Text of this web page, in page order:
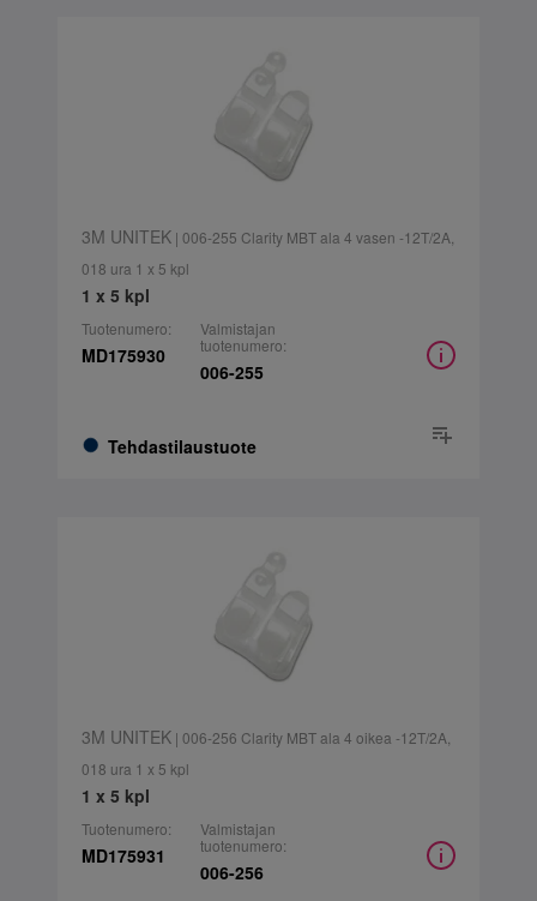
3M UNITEK| 006-255 Clarity MBT ala 4 vasen -12T/2A,
018 ura 1 x 5 kpl
1 x 5 kpl
Tuotenumero:
MD175930
Tehdastilaustuote
Valmistajan
tuotenumero:
006-255
3M UNITEK| 006-256 Clarity MBT ala 4 oikea -12T/2A,
018 ura 1 x 5 kpl
1 x 5 kpl
Tuotenumero:
MD175931
Valmistajan
tuotenumero:
006-256